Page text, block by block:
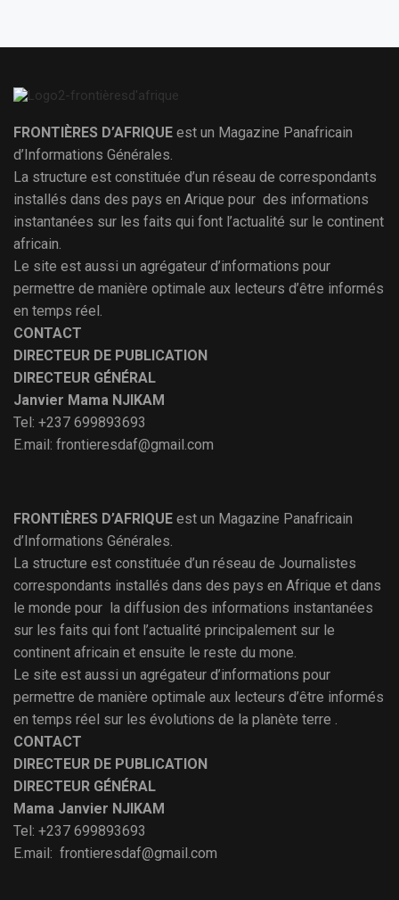
FRONTIÈRES D’AFRIQUE est un Magazine Panafricain
d’Informations Générales.
La structure est constituée d’un réseau de correspondants
installés dans des pays en Arique pour des informations
instantanées sur les faits qui font l’actualité sur le continent
africain.
Le site est aussi un agrégateur d’informations pour
permettre de manière optimale aux lecteurs d’être informés
en temps réel.
CONTACT
DIRECTEUR DE PUBLICATION
DIRECTEUR GÉNÉRAL
Janvier Mama NJIKAM
Tel: +237 699893693
E.mail: frontieresdaf@gmail.com
FRONTIÈRES D’AFRIQUE est un Magazine Panafricain
d’Informations Générales.
La structure est constituée d’un réseau de Journalistes
correspondants installés dans des pays en Afrique et dans
le monde pour la diffusion des informations instantanées
sur les faits qui font l’actualité principalement sur le
continent africain et ensuite le reste du mone.
Le site est aussi un agrégateur d’informations pour
permettre de manière optimale aux lecteurs d’être informés
en temps réel sur les évolutions de la planète terre .
CONTACT
DIRECTEUR DE PUBLICATION
DIRECTEUR GÉNÉRAL
Mama Janvier NJIKAM
Tel: +237 699893693
E.mail: frontieresdaf@gmail.com